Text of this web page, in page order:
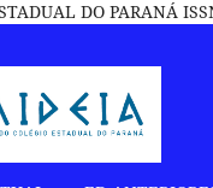
DO PARANÁ